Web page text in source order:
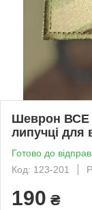
Шеврон
липучці для
Готово до
Код: 123-201
190 ₴